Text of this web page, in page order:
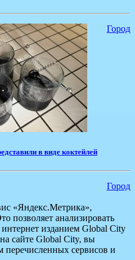
Город
в виде коктейлей
Город
«Яндекс.Метрика»,
позволяет анализировать
интернет изданием Global City
сайте Global City, вы
перечисленных сервисов и